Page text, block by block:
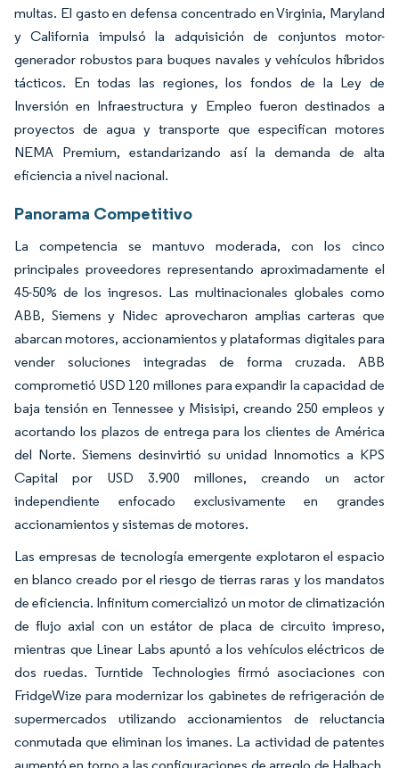
multas. El gasto en defensa concentrado en Virginia, Maryland
y California impulsó la adquisición de conjuntos motor-
generador robustos para buques navales y vehículos híbridos
tácticos. En todas las regiones, los fondos de la Ley de
Inversión en Infraestructura y Empleo fueron destinados a
proyectos de agua y transporte que especifican motores
NEMA Premium, estandarizando así la demanda de alta
eficiencia a nivel nacional.
Panorama Competitivo
La competencia se mantuvo moderada, con los cinco
principales proveedores representando aproximadamente el
45-50% de los ingresos. Las multinacionales globales como
ABB, Siemens y Nidec aprovecharon amplias carteras que
abarcan motores, accionamientos y plataformas digitales para
vender soluciones integradas de forma cruzada. ABB
comprometió USD 120 millones para expandir la capacidad de
baja tensión en Tennessee y Misisipi, creando 250 empleos y
acortando los plazos de entrega para los clientes de América
del Norte. Siemens desinvirtió su unidad Innomotics a KPS
Capital por USD 3.900 millones, creando un actor
independiente enfocado exclusivamente en grandes
accionamientos y sistemas de motores.
Las empresas de tecnología emergente explotaron el espacio
en blanco creado por el riesgo de tierras raras y los mandatos
de eficiencia. Infinitum comercializó un motor de climatización
de flujo axial con un estátor de placa de circuito impreso,
mientras que Linear Labs apuntó a los vehículos eléctricos de
dos ruedas. Turntide Technologies firmó asociaciones con
FridgeWize para modernizar los gabinetes de refrigeración de
supermercados utilizando accionamientos de reluctancia
conmutada que eliminan los imanes. La actividad de patentes